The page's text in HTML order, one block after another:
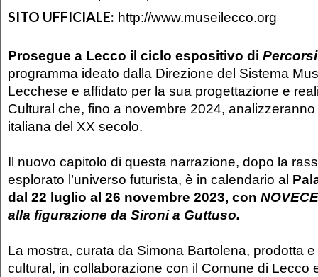
SITO UFFICIALE: http://www.museilecco.org
Prosegue a Lecco il ciclo espositivo di
programma ideato dalla Direzione del Sistema
Lecchese e affidato per la sua progettazione e
Cultural che, fino a novembre 2024,
italiana del XX secolo.
Il nuovo capitolo di questa narrazione, dopo la
esplorato l’universo futurista, è in calendario al
dal 22 luglio al 26 novembre 2023, con
alla figurazione da Sironi a Guttuso.
La mostra, curata da Simona Bartolena, prodotta
cultural, in collaborazione con il Comune di Lecco